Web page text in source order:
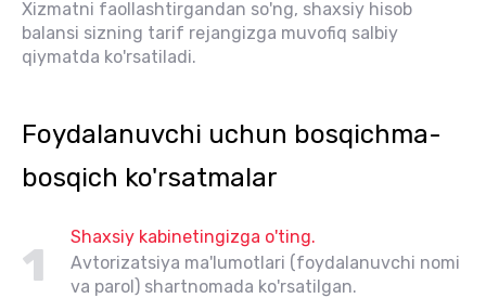
Xizmatni faollashtirgandan so'ng, shaxsiy hisob
balansi sizning tarif rejangizga muvofiq salbiy
qiymatda ko'rsatiladi.
Foydalanuvchi uchun bosqichma-
bosqich ko'rsatmalar
1
Shaxsiy kabinetingizga o'ting.
Avtorizatsiya ma'lumotlari (foydalanuvchi nomi
va parol) shartnomada ko'rsatilgan.